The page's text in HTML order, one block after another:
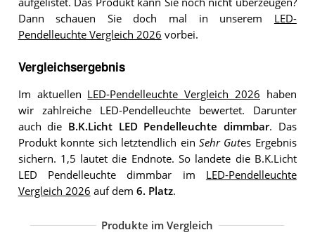
Dann schauen Sie doch mal in unserem LED-
Pendelleuchte Vergleich 2026 vorbei.
Vergleichsergebnis
Im aktuellen LED-Pendelleuchte Vergleich 2026 haben
wir zahlreiche LED-Pendelleuchte bewertet. Darunter
auch die B.K.Licht LED Pendelleuchte dimmbar. Das
Produkt konnte sich letztendlich ein Sehr Gutes Ergebnis
sichern. 1,5 lautet die Endnote. So landete die B.K.Licht
LED Pendelleuchte dimmbar im LED-Pendelleuchte
Vergleich 2026 auf dem 6. Platz.
Produkte im Vergleich